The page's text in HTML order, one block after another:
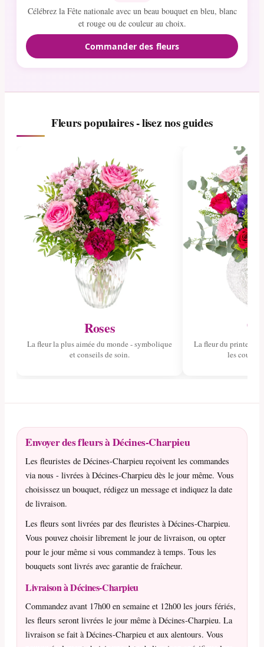
Célébrez la Fête nationale avec un beau bouquet en bleu, blanc
et rouge ou de couleur au choix.
Commander des fleurs
Fleurs populaires - lisez nos guides
Roses
La fleur la plus aimée du monde - symbolique
et conseils de soin.
La fleur du
les
Envoyer des fleurs à Décines-Charpieu
Les fleuristes de Décines-Charpieu reçoivent les commandes
via nous - livrées à Décines-Charpieu dès le jour même. Vous
choisissez un bouquet, rédigez un message et indiquez la date
de livraison.
Les fleurs sont livrées par des fleuristes à Décines-Charpieu.
Vous pouvez choisir librement le jour de livraison, ou opter
pour le jour même si vous commandez à temps. Tous les
bouquets sont livrés avec garantie de fraîcheur.
Livraison à Décines-Charpieu
Commandez avant 17h00 en semaine et 12h00 les jours fériés,
les fleurs seront livrées le jour même à Décines-Charpieu. La
livraison se fait à Décines-Charpieu et aux alentours. Vous